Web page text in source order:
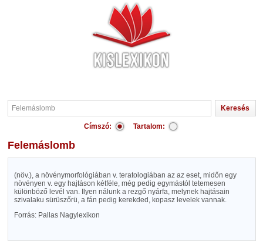
Címszó: Tartalom:
Felemáslomb
(növ.), a növénymorfológiában v. teratologiában az az eset, midőn egy
növényen v. egy hajtáson kétféle, még pedig egymástól tetemesen
különböző levél van. Ilyen nálunk a rezgő nyárfa, melynek hajtásain
szivalaku sürüszőrü, a fán pedig kerekded, kopasz levelek vannak.
Forrás: Pallas Nagylexikon